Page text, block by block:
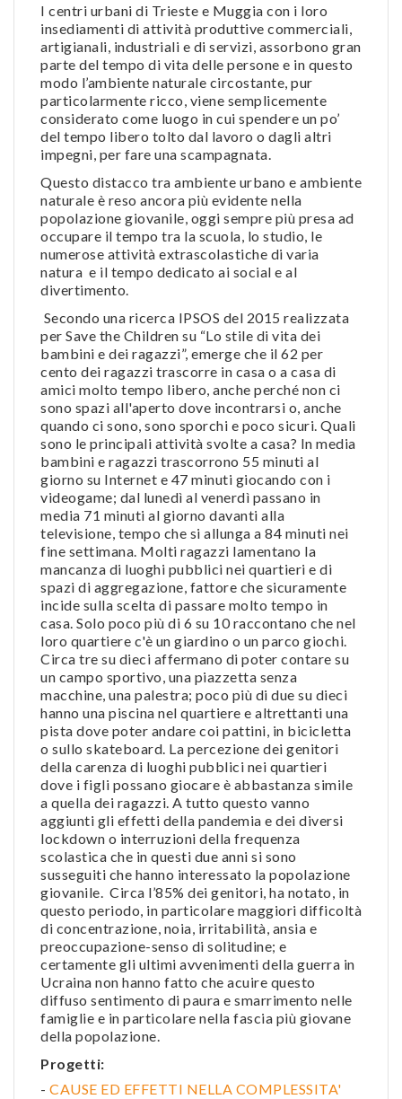
I centri urbani di Trieste e Muggia con i loro
insediamenti di attività produttive commerciali,
artigianali, industriali e di servizi, assorbono gran
parte del tempo di vita delle persone e in questo
modo l’ambiente naturale circostante, pur
particolarmente ricco, viene semplicemente
considerato come luogo in cui spendere un po’
del tempo libero tolto dal lavoro o dagli altri
impegni, per fare una scampagnata.
Questo distacco tra ambiente urbano e ambiente
naturale è reso ancora più evidente nella
popolazione giovanile, oggi sempre più presa ad
occupare il tempo tra la scuola, lo studio, le
numerose attività extrascolastiche di varia
natura e il tempo dedicato ai social e al
divertimento.
Secondo una ricerca IPSOS del 2015 realizzata
per Save the Children su “Lo stile di vita dei
bambini e dei ragazzi”, emerge che il 62 per
cento dei ragazzi trascorre in casa o a casa di
amici molto tempo libero, anche perché non ci
sono spazi all'aperto dove incontrarsi o, anche
quando ci sono, sono sporchi e poco sicuri. Quali
sono le principali attività svolte a casa? In media
bambini e ragazzi trascorrono 55 minuti al
giorno su Internet e 47 minuti giocando con i
videogame; dal lunedì al venerdì passano in
media 71 minuti al giorno davanti alla
televisione, tempo che si allunga a 84 minuti nei
fine settimana. Molti ragazzi lamentano la
mancanza di luoghi pubblici nei quartieri e di
spazi di aggregazione, fattore che sicuramente
incide sulla scelta di passare molto tempo in
casa. Solo poco più di 6 su 10 raccontano che nel
loro quartiere c'è un giardino o un parco giochi.
Circa tre su dieci affermano di poter contare su
un campo sportivo, una piazzetta senza
macchine, una palestra; poco più di due su dieci
hanno una piscina nel quartiere e altrettanti una
pista dove poter andare coi pattini, in bicicletta
o sullo skateboard. La percezione dei genitori
della carenza di luoghi pubblici nei quartieri
dove i figli possano giocare è abbastanza simile
a quella dei ragazzi. A tutto questo vanno
aggiunti gli effetti della pandemia e dei diversi
lockdown o interruzioni della frequenza
scolastica che in questi due anni si sono
susseguiti che hanno interessato la popolazione
giovanile. Circa l’85% dei genitori, ha notato, in
questo periodo, in particolare maggiori difficoltà
di concentrazione, noia, irritabilità, ansia e
preoccupazione-senso di solitudine; e
certamente gli ultimi avvenimenti della guerra in
Ucraina non hanno fatto che acuire questo
diffuso sentimento di paura e smarrimento nelle
famiglie e in particolare nella fascia più giovane
della popolazione.
Progetti:
- CAUSE ED EFFETTI NELLA COMPLESSITA'